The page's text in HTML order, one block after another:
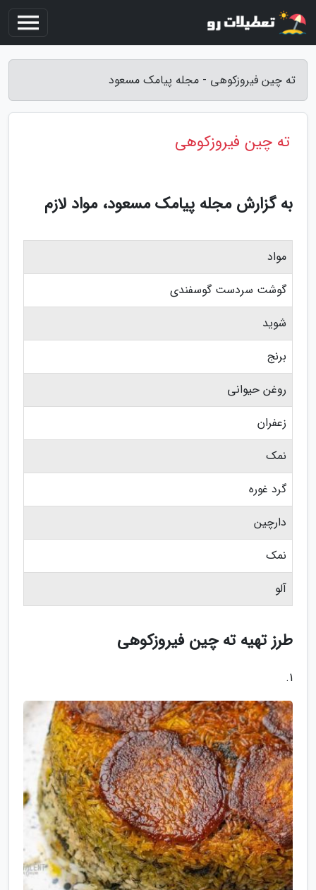
ته چین فیروزکوهی - مجله پیامک مسعود
ته چین فیروزکوهی
به گزارش مجله پیامک مسعود، مواد لازم
مواد
گوشت سردست گوسفندی
شوید
برنج
روغن حیوانی
زعفران
نمک
گرد غوره
دارچین
نمک
آلو
طرز تهیه ته چین فیروزکوهی
1.